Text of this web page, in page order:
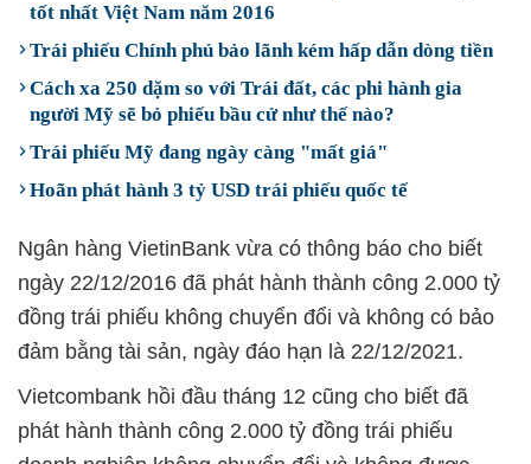
tốt nhất Việt Nam năm 2016
Trái phiếu Chính phủ bảo lãnh kém hấp dẫn dòng tiền
Cách xa 250 dặm so với Trái đất, các phi hành gia
người Mỹ sẽ bỏ phiếu bầu cử như thế nào?
Trái phiếu Mỹ đang ngày càng "mất giá"
Hoãn phát hành 3 tỷ USD trái phiếu quốc tế
Ngân hàng VietinBank vừa có thông báo cho biết
ngày 22/12/2016 đã phát hành thành công 2.000 tỷ
đồng trái phiếu không chuyển đổi và không có bảo
đảm bằng tài sản, ngày đáo hạn là 22/12/2021.
Vietcombank hồi đầu tháng 12 cũng cho biết đã
phát hành thành công 2.000 tỷ đồng trái phiếu